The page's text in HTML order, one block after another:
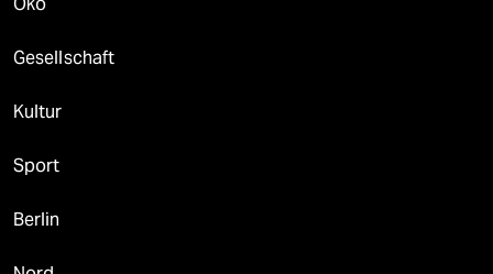
Gesellschaft
Kultur
Sport
Berlin